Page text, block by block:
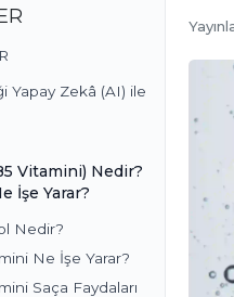
Yapay Zekâ (AI) ile
Vitamini) Nedir?
İşe Yarar?
Nedir?
Ne İşe Yarar?
Saça Faydaları